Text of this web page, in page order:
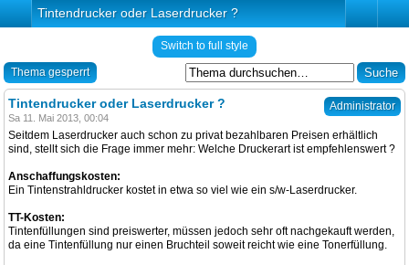
Tintendrucker oder Laserdrucker ?
Switch to full style
Thema gesperrt
Administrator
Tintendrucker oder Laserdrucker ?
Sa 11. Mai 2013, 00:04
Seitdem Laserdrucker auch schon zu privat bezahlbaren Preisen erhältlich
sind, stellt sich die Frage immer mehr: Welche Druckerart ist empfehlenswert ?
Anschaffungskosten:
Ein Tintenstrahldrucker kostet in etwa so viel wie ein s/w-Laserdrucker.
TT-Kosten:
Tintenfüllungen sind preiswerter, müssen jedoch sehr oft nachgekauft werden,
da eine Tintenfüllung nur einen Bruchteil soweit reicht wie eine Tonerfüllung.